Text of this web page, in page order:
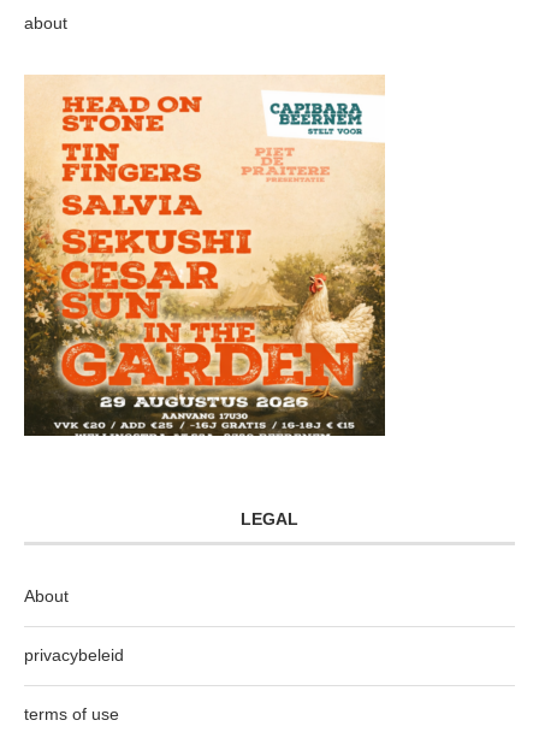
about
LEGAL
About
privacybeleid
terms of use